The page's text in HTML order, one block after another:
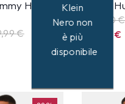
Hilfiger
€
Blazer
309,00 €
123,60€
Klein
Nero non
è più
disponibile